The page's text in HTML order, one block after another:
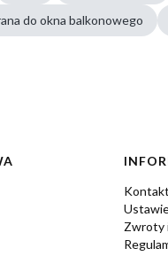
do okna balkonowego
Kontakt
Zwroty